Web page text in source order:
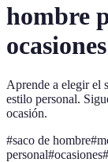
hombre
ocasiones
Aprende a elegir el
estilo personal.
ocasión.
#saco de hombre#
personal#ocasiones#